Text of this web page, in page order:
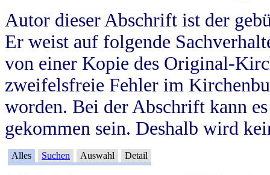
Autor dieser Abschrift ist der
Er weist auf folgende
von einer Kopie des Original-
zweifelsfreie Fehler im
worden. Bei der Abschrift kann
gekommen sein. Deshalb wird
Alles Suchen Auswahl Detail